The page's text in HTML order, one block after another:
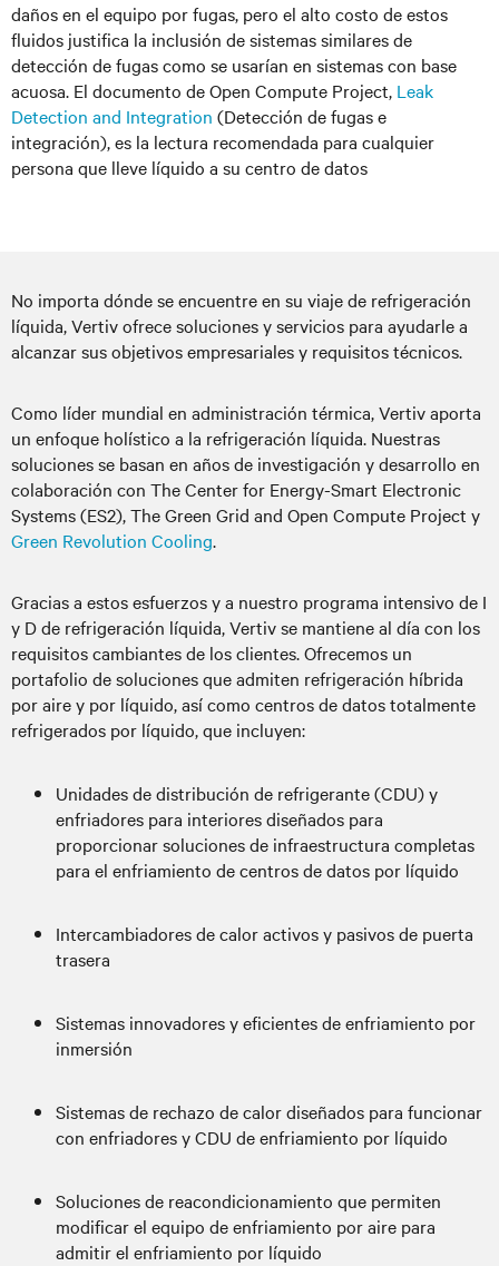
daños en el equipo por fugas, pero el alto costo de estos
fluidos justifica la inclusión de sistemas similares de
detección de fugas como se usarían en sistemas con base
acuosa. El documento de Open Compute Project, Leak
Detection and Integration (Detección de fugas e
integración), es la lectura recomendada para cualquier
persona que lleve líquido a su centro de datos
No importa dónde se encuentre en su viaje de refrigeración
líquida, Vertiv ofrece soluciones y servicios para ayudarle a
alcanzar sus objetivos empresariales y requisitos técnicos.
Como líder mundial en administración térmica, Vertiv aporta
un enfoque holístico a la refrigeración líquida. Nuestras
soluciones se basan en años de investigación y desarrollo en
colaboración con The Center for Energy-Smart Electronic
Systems (ES2), The Green Grid and Open Compute Project y
Green Revolution Cooling.
Gracias a estos esfuerzos y a nuestro programa intensivo de I
y D de refrigeración líquida, Vertiv se mantiene al día con los
requisitos cambiantes de los clientes. Ofrecemos un
portafolio de soluciones que admiten refrigeración híbrida
por aire y por líquido, así como centros de datos totalmente
refrigerados por líquido, que incluyen:
Unidades de distribución de refrigerante (CDU) y
enfriadores para interiores diseñados para
proporcionar soluciones de infraestructura completas
para el enfriamiento de centros de datos por líquido
Intercambiadores de calor activos y pasivos de puerta
trasera
Sistemas innovadores y eficientes de enfriamiento por
inmersión
Sistemas de rechazo de calor diseñados para funcionar
con enfriadores y CDU de enfriamiento por líquido
Soluciones de reacondicionamiento que permiten
modificar el equipo de enfriamiento por aire para
admitir el enfriamiento por líquido